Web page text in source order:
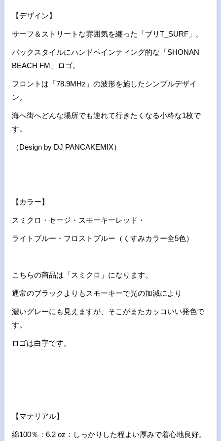
【デザイン】
サーフ＆ストリートな雰囲気を纏った「ブリT_SURF」。
バックスタイルにハンドペインティング的な「SHONAN
BEACH FM」ロゴ。
フロントは「78.9MHz」の波形を施したシンプルデザイ
ン。
海へ街へどんな場所でも連れて行きたくなる小粋な1枚で
す。
（Design by DJ PANCAKEMIX）
【カラー】
スミクロ・セージ・スモーキーレッド・
ライトブルー・フロストブルー（くすみカラー全5色）
こちらの商品は「スミクロ」になります。
通常のブラックよりもスモーキーで光の加減により
濃いグレーにも見えますが、そこがまたカッコいい発色で
す。
ロゴは白字です。
【マテリアル】
綿100％：6.2 oz：しっかりした程よい厚みで着心地良好。